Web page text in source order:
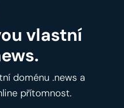
vlastní
doménu .news a
přítomnost.